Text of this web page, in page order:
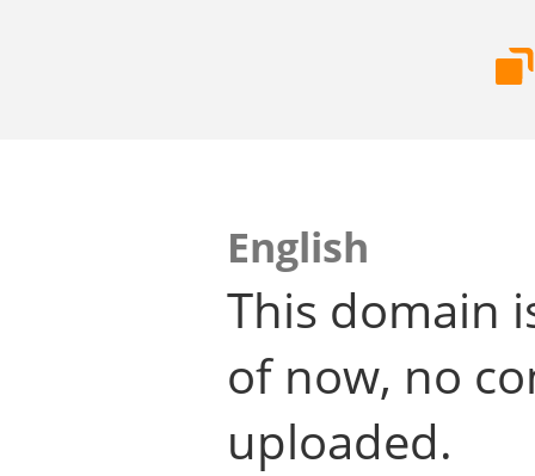
English
This domain
of now, no
uploaded.